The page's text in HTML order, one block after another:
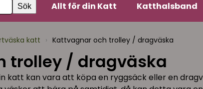
Sök Allt för din Katt Katthalsband
katt › Kattvagnar och trolley / dragväska
trolley / dragväska
katt kan vara att köpa en ryggsäck eller en